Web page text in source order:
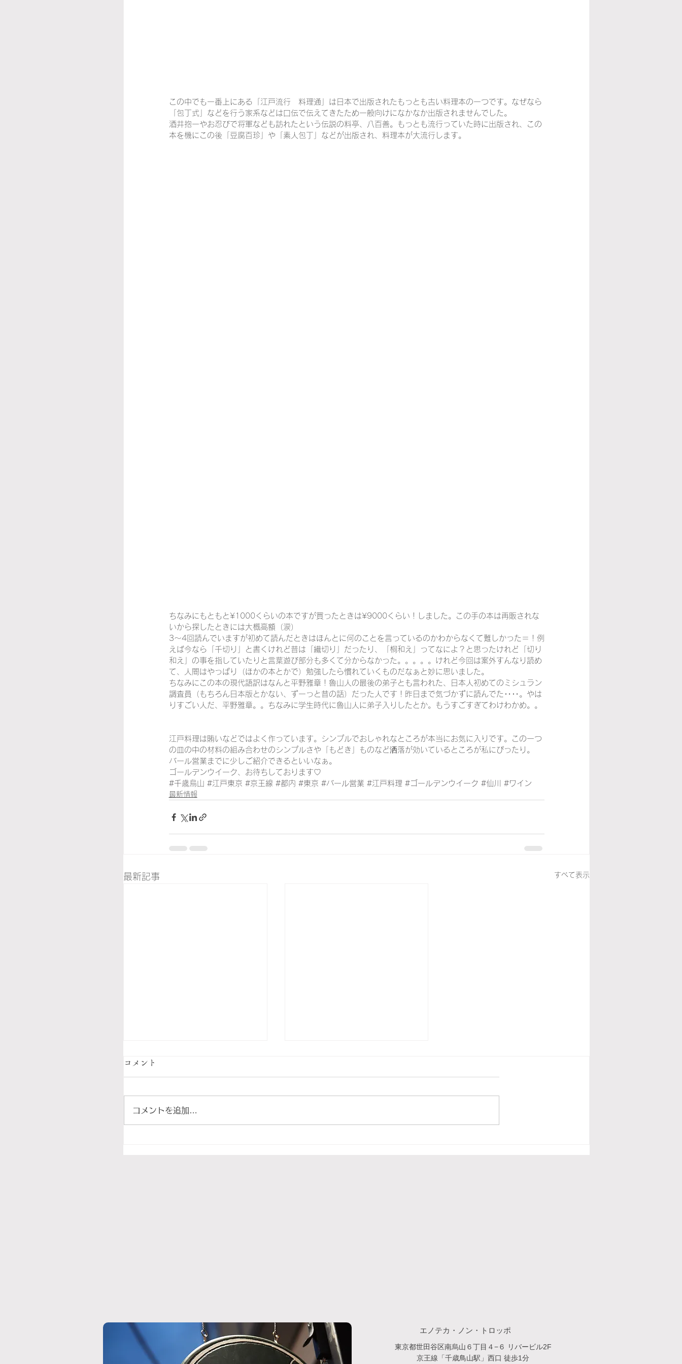
この中でも一番上にある「江戸流行　料理通」は日本で出版されたもっとも古い料理本の一つです。なぜなら
「包丁式」などを行う家系などは口伝で伝えてきたため一般向けになかなか出版されませんでした。
酒井抱一やお忍びで将軍なども訪れたという伝説の料亭、八百善。もっとも流行っていた時に出版され、この
本を機にこの後「豆腐百珍」や「素人包丁」などが出版され、料理本が大流行します。
ちなみにもともと¥1000くらいの本ですが買ったときは¥9000くらい！しました。この手の本は再販されな
いから探したときには大概高額（涙）
3～4回読んでいますが初めて読んだときはほんとに何のことを言っているのかわからなくて難しかった＝！例
えば今なら「千切り」と書くけれど昔は「繊切り」だったり、「桐和え」ってなによ？と思ったけれど「切り
和え」の事を指していたりと言葉遊び部分も多くて分からなかった。。。。。けれど今回は案外すんなり読め
て、人間はやっぱり（ほかの本とかで）勉強したら慣れていくものだなぁと妙に思いました。
ちなみにこの本の現代語訳はなんと平野雅章！魯山人の最後の弟子とも言われた、日本人初めてのミシュラン
調査員（もちろん日本版とかない、ずーっと昔の話）だった人です！昨日まで気づかずに読んでた‥‥。やは
りすごい人だ、平野雅章。。ちなみに学生時代に魯山人に弟子入りしたとか。もうすごすぎてわけわかめ。。
江戸料理は賄いなどではよく作っています。シンプルでおしゃれなところが本当にお気に入りです。この一つ
の皿の中の材料の組み合わせのシンプルさや「もどき」ものなど洒落が効いているところが私にぴったり。
バール営業までに少しご紹介できるといいなぁ。
ゴールデンウイーク、お待ちしております♡
#千歳烏山 #江戸東京 #京王線 #都内 #東京 #バール営業 #江戸料理 #ゴールデンウイーク #仙川 #ワイン
最新情報
最新記事 すべて表示
コメント
コメントを追加…
エノテカ・​ノン・トロッポ
東京都世田谷区南烏山６丁目４−６ リバービル2F
京王線「千歳鳥山駅」西口 徒歩1分